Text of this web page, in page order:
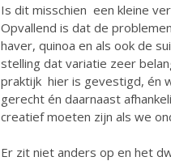
Is dit misschien een kleine
Opvallend is dat de
haver, quinoa en als ook de
stelling dat variatie zeer
praktijk hier is gevestigd, én
gerecht én daarnaast
creatief moeten zijn als we
Er zit niet anders op en het